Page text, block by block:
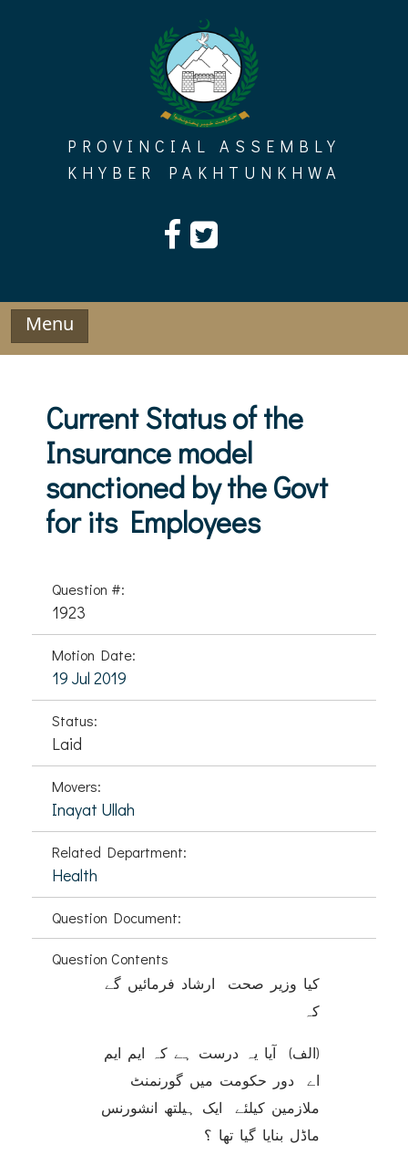
PROVINCIAL ASSEMBLY
KHYBER PAKHTUNKHWA
Menu
Current Status of the
Insurance model
sanctioned by the Govt
for its Employees
Question #:
1923
Motion Date:
19 Jul 2019
Status:
Laid
Movers:
Inayat Ullah
Related Department:
Health
Question Document:
Question Contents
کیا وزیر صحت ارشاد فرمائیں گے
کہ
(الف) آیا یہ درست ہے کہ ایم ایم
اے دور حکومت میں گورنمنٹ
ملازمین کیلئے ایک ہیلتھ انشورنس
ماڈل بنایا گیا تھا ؟